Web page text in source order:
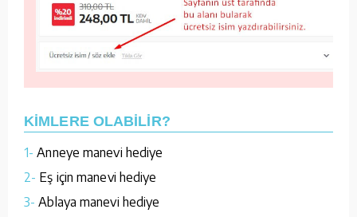
KİMLERE OLABİLİR?
1- Anneye manevi hediye
2- Eş için manevi hediye
3- Ablaya manevi hediye